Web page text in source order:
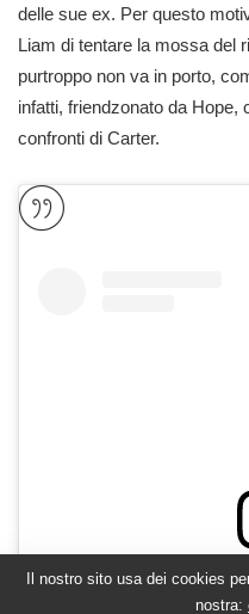
delle sue ex. Per questo
Liam di tentare la mossa del
purtroppo non va in porto,
infatti, friendzonato da Hope,
confronti di Carter.
Visualizza
Il nostro sito usa dei cookies
nostra: